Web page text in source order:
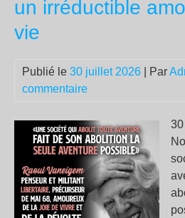
un irréductible
vie
Publié le 30 juillet 2026 | Par
commentaire